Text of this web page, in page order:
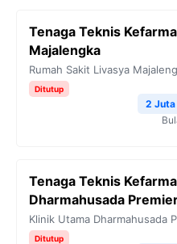
Tenaga Teknis
Majalengka
Rumah Sakit Livasya
Ditutup
2
Tenaga Teknis
Dharmahusada
Klinik Utama Dharmahusada
Ditutup